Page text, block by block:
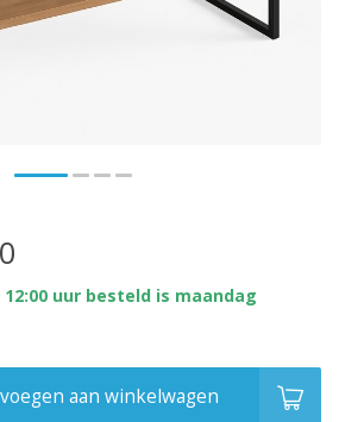
uur besteld is maandag
aan winkelwagen